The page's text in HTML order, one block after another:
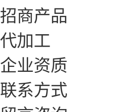
招商产品
代加工
企业资质
联系方式